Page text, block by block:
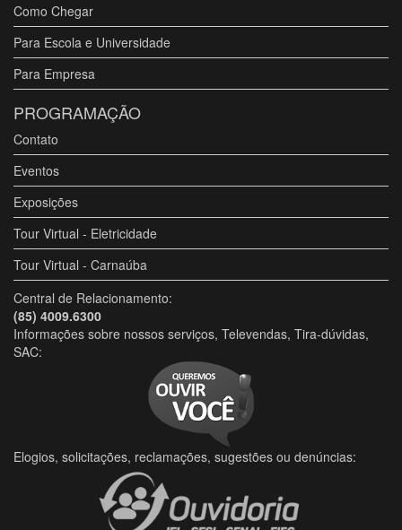
Como Chegar
Para Escola e Universidade
Para Empresa
PROGRAMAÇÃO
Contato
Eventos
Exposições
Tour Virtual - Eletricidade
Tour Virtual - Carnaúba
Central de Relacionamento:
(85) 4009.6300
Informações sobre nossos serviços, Televendas, Tira-dúvidas,
SAC:
Elogios, solicitações, reclamações, sugestões ou denúncias: